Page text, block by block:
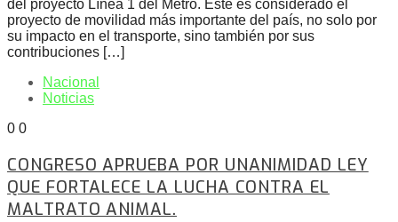
del proyecto Línea 1 del Metro. Este es considerado el
proyecto de movilidad más importante del país, no solo por
su impacto en el transporte, sino también por sus
contribuciones […]
Nacional
Noticias
0 0
CONGRESO APRUEBA POR UNANIMIDAD LEY
QUE FORTALECE LA LUCHA CONTRA EL
MALTRATO ANIMAL.